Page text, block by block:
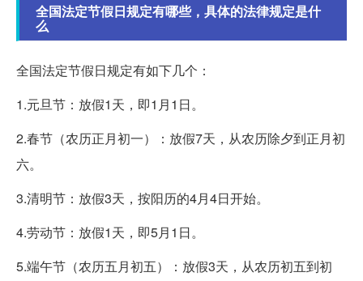
全国法定节假日规定有哪些，具体的法律规定是什
么
全国法定节假日规定有如下几个：
1.元旦节：放假1天，即1月1日。
2.春节（农历正月初一）：放假7天，从农历除夕到正月初
六。
3.清明节：放假3天，按阳历的4月4日开始。
4.劳动节：放假1天，即5月1日。
5.端午节（农历五月初五）：放假3天，从农历初五到初